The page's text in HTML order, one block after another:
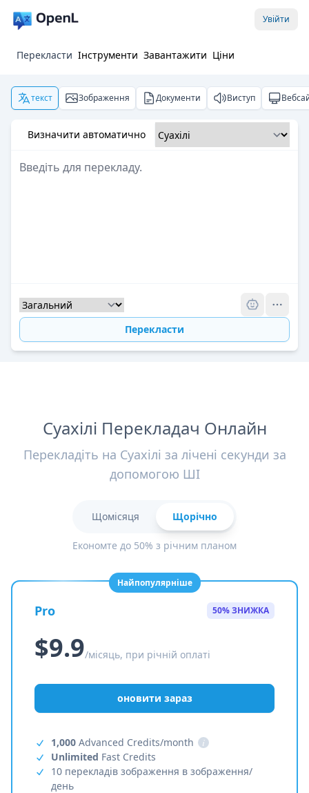
Увійти
Перекласти Інструменти Завантажити Ціни
текст Зображення Документи Виступ
Визначити автоматично
Перекласти
Суахілі Перекладач Онлайн
Перекладіть на Суахілі за лічені секунди за
допомогою ШІ
Щомісяця Щорічно
Економте до 50% з річним планом
Найпопулярніше
Pro 50% ЗНИЖКА
$9.9/місяць, при річній оплаті
оновити зараз
1,000 Advanced Credits/month
i
Unlimited Fast Credits
10 перекладів зображення в зображення/
день